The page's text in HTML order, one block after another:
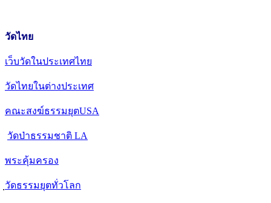
วัดไทย
เว็บวัดในประเทศไทย
วัดไทยในต่างประเทศ
คณะสงฆ์ธรรมยุตUSA
วัดป่าธรรมชาติ LA
พระคุ้มครอง
วัดธรรมยุตทั่วโลก